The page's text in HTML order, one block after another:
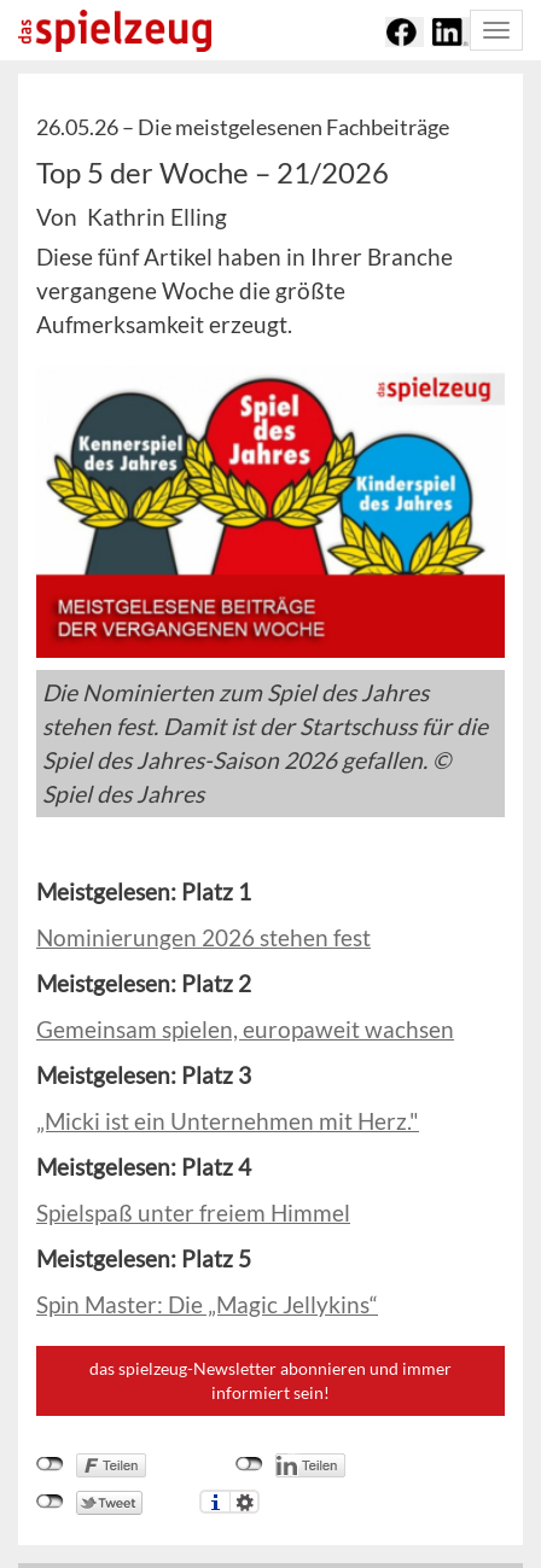
26.05.26 – Die meistgelesenen Fachbeiträge
Top 5 der Woche – 21/2026
Von Kathrin Elling
Diese fünf Artikel haben in Ihrer Branche
vergangene Woche die größte
Aufmerksamkeit erzeugt.
Die Nominierten zum Spiel des Jahres
stehen fest. Damit ist der Startschuss für die
Spiel des Jahres-Saison 2026 gefallen. ©
Spiel des Jahres
Meistgelesen: Platz 1
Nominierungen 2026 stehen fest
Meistgelesen: Platz 2
Gemeinsam spielen, europaweit wachsen
Meistgelesen: Platz 3
„Micki ist ein Unternehmen mit Herz."
Meistgelesen: Platz 4
Spielspaß unter freiem Himmel
Meistgelesen: Platz 5
Spin Master: Die „Magic Jellykins“
das spielzeug-Newsletter abonnieren und immer
informiert sein!